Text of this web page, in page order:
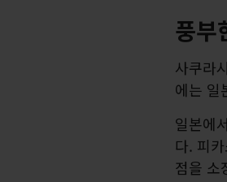
풍부
사쿠라
에는 일
일본에
다. 피
점을 소